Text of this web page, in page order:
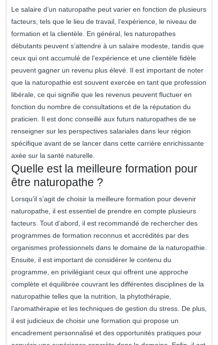
Le salaire d’un naturopathe peut varier en fonction de plusieurs
facteurs, tels que le lieu de travail, l’expérience, le niveau de
formation et la clientèle. En général, les naturopathes
débutants peuvent s’attendre à un salaire modeste, tandis que
ceux qui ont accumulé de l’expérience et une clientèle fidèle
peuvent gagner un revenu plus élevé. Il est important de noter
que la naturopathie est souvent exercée en tant que profession
libérale, ce qui signifie que les revenus peuvent fluctuer en
fonction du nombre de consultations et de la réputation du
praticien. Il est donc conseillé aux futurs naturopathes de se
renseigner sur les perspectives salariales dans leur région
spécifique avant de se lancer dans cette carrière enrichissante
axée sur la santé naturelle.
Quelle est la meilleure formation pour
être naturopathe ?
Lorsqu’il s’agit de choisir la meilleure formation pour devenir
naturopathe, il est essentiel de prendre en compte plusieurs
facteurs. Tout d’abord, il est recommandé de rechercher des
programmes de formation reconnus et accrédités par des
organismes professionnels dans le domaine de la naturopathie.
Ensuite, il est important de considérer le contenu du
programme, en privilégiant ceux qui offrent une approche
complète et équilibrée couvrant les différentes disciplines de la
naturopathie telles que la nutrition, la phytothérapie,
l’aromathérapie et les techniques de gestion du stress. De plus,
il est judicieux de choisir une formation qui propose un
encadrement personnalisé et des opportunités pratiques pour